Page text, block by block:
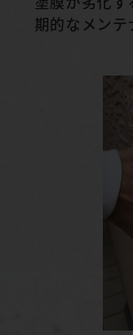
期的なメンテ